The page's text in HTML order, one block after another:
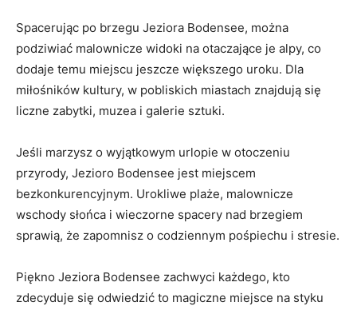
Spacerując po⁣ brzegu Jeziora Bodensee, można
podziwiać malownicze widoki na otaczające je alpy, co
dodaje temu miejscu jeszcze większego uroku. Dla
miłośników kultury,‌ w pobliskich ‌miastach znajdują się
liczne zabytki,⁢ muzea i galerie sztuki.
Jeśli marzysz⁤ o wyjątkowym urlopie w otoczeniu
przyrody, Jezioro Bodensee jest miejscem
bezkonkurencyjnym. Urokliwe plaże, malownicze
wschody słońca i wieczorne spacery nad brzegiem
sprawią, że zapomnisz o codziennym pośpiechu i stresie.
Piękno Jeziora Bodensee zachwyci każdego, kto
zdecyduje się odwiedzić to magiczne miejsce na styku